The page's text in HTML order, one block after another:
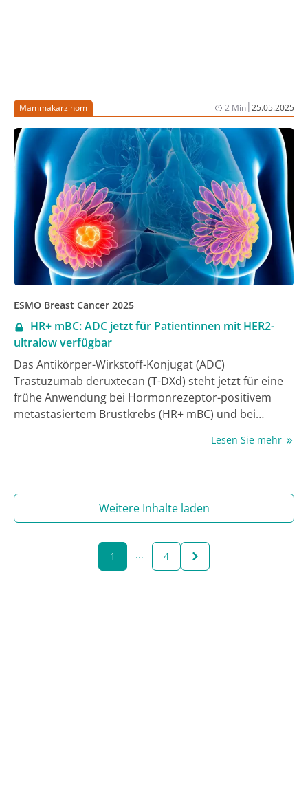
Mammakarzinom 2 Min|25.05.2025
ESMO Breast Cancer 2025
HR+ mBC: ADC jetzt für Patientinnen mit HER2-
ultralow verfügbar
Das Antikörper-Wirkstoff-Konjugat (ADC)
Trastuzumab deruxtecan (T-DXd) steht jetzt für eine
frühe Anwendung bei Hormonrezeptor-positivem
metastasiertem Brustkrebs (HR+ mBC) und bei
endokriner Therapie (ET) zur Verfügung.Lesen Sie mehr
Weitere Inhalte laden
1 ... 4